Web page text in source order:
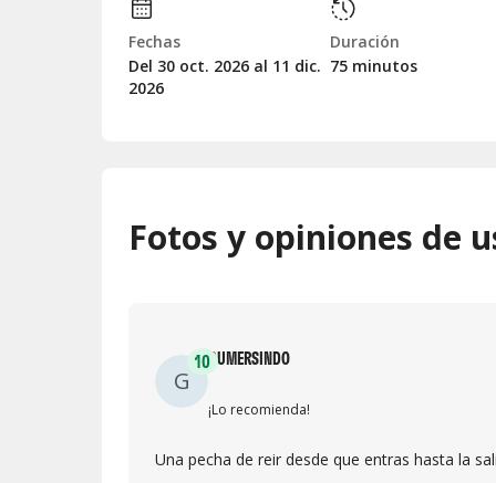
Fechas
Del 30 oct. 2026 al 11 dic.
2026
Duración
75 minutos
Fotos y opiniones de
G
10GUMERSINDO
¡Lo recomienda!
Una pecha de reir desde que entras hasta la